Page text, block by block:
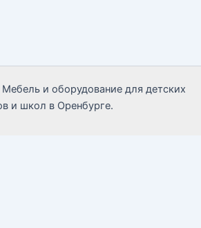
и оборудование для детских
и школ в Оренбурге.